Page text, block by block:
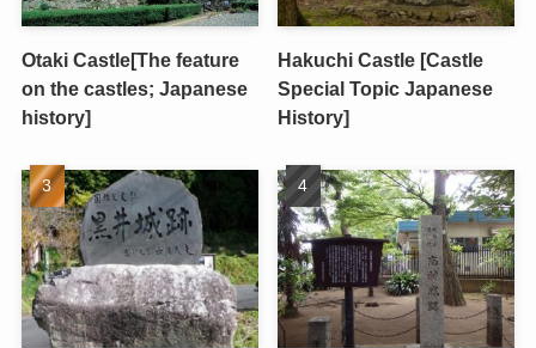
Otaki Castle[The feature
on the castles; Japanese
history]
Hakuchi Castle [Castle
Special Topic Japanese
History]